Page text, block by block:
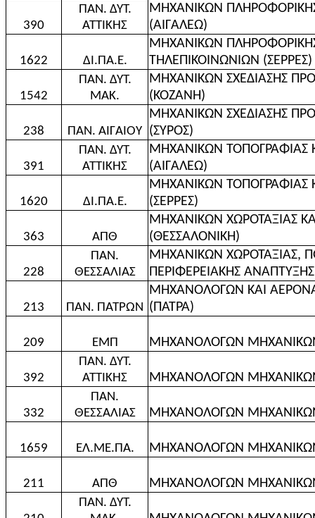
390
ΠΑΝ. ΔΥΤ.
ΑΤΤΙΚΗΣ
ΜΗΧΑΝΙΚΩΝ
(ΑΙΓΑΛΕΩ)
1622 ΔΙ.ΠΑ.Ε.
ΜΗΧΑΝΙΚΩΝ
ΤΗΛΕΠΙΚΟΙΝΩΝΙΩΝ (ΣΕΡΡΕΣ)
1542
ΠΑΝ. ΔΥΤ.
ΜΑΚ.
ΜΗΧΑΝΙΚΩΝ ΣΧΕΔΙΑΣΗΣ
(ΚΟΖΑΝΗ)
238 ΠΑΝ. ΑΙΓΑΙΟΥ
ΜΗΧΑΝΙΚΩΝ ΣΧΕΔΙΑΣΗΣ
(ΣΥΡΟΣ)
391
ΠΑΝ. ΔΥΤ.
ΑΤΤΙΚΗΣ
ΜΗΧΑΝΙΚΩΝ ΤΟΠΟΓΡΑΦΙΑΣ
(ΑΙΓΑΛΕΩ)
1620 ΔΙ.ΠΑ.Ε.
ΜΗΧΑΝΙΚΩΝ ΤΟΠΟΓΡΑΦΙΑΣ
(ΣΕΡΡΕΣ)
363 ΑΠΘ
ΜΗΧΑΝΙΚΩΝ ΧΩΡΟΤΑΞΙΑΣ
(ΘΕΣΣΑΛΟΝΙΚΗ)
228
ΠΑΝ.
ΘΕΣΣΑΛΙΑΣ
ΜΗΧΑΝΙΚΩΝ ΧΩΡΟΤΑΞΙΑΣ,
ΠΕΡΙΦΕΡΕΙΑΚΗΣ
213 ΠΑΝ. ΠΑΤΡΩΝ
ΜΗΧΑΝΟΛΟΓΩΝ ΚΑΙ
(ΠΑΤΡΑ)
209 ΕΜΠ ΜΗΧΑΝΟΛΟΓΩΝ
392
ΠΑΝ. ΔΥΤ.
ΑΤΤΙΚΗΣ
ΜΗΧΑΝΟΛΟΓΩΝ
332
ΠΑΝ.
ΘΕΣΣΑΛΙΑΣ
ΜΗΧΑΝΟΛΟΓΩΝ
1659 ΕΛ.ΜΕ.ΠΑ. ΜΗΧΑΝΟΛΟΓΩΝ
211 ΑΠΘ ΜΗΧΑΝΟΛΟΓΩΝ
ΠΑΝ. ΔΥΤ.